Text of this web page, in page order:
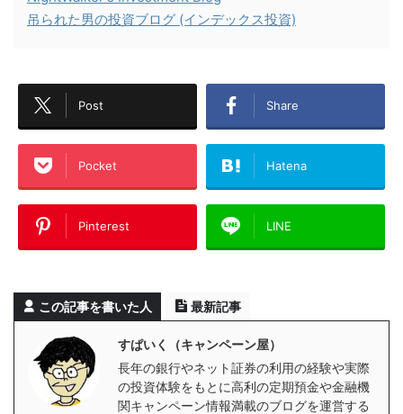
吊られた男の投資ブログ (インデックス投資)
Post Share
Pocket Hatena
Pinterest LINE
この記事を書いた人 最新記事
すぱいく（キャンペーン屋）
長年の銀行やネット証券の利用の経験や実際
の投資体験をもとに高利の定期預金や金融機
関キャンペーン情報満載のブログを運営する